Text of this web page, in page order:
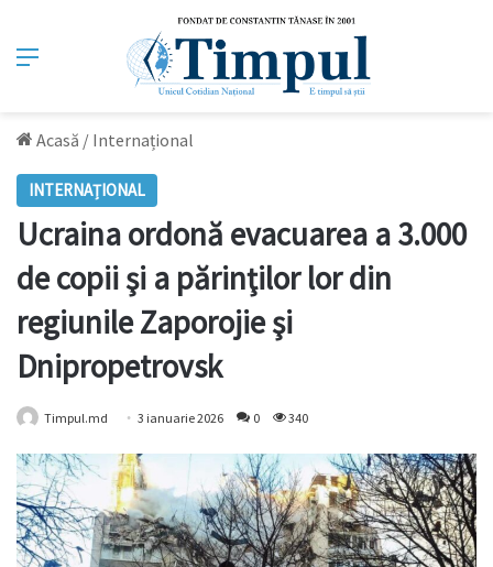
Meniu
Acasă / Internațional
INTERNAȚIONAL
Ucraina ordonă evacuarea a 3.000
de copii şi a părinţilor lor din
regiunile Zaporojie şi
Dnipropetrovsk
Timpul.md 3 ianuarie 2026 0 340